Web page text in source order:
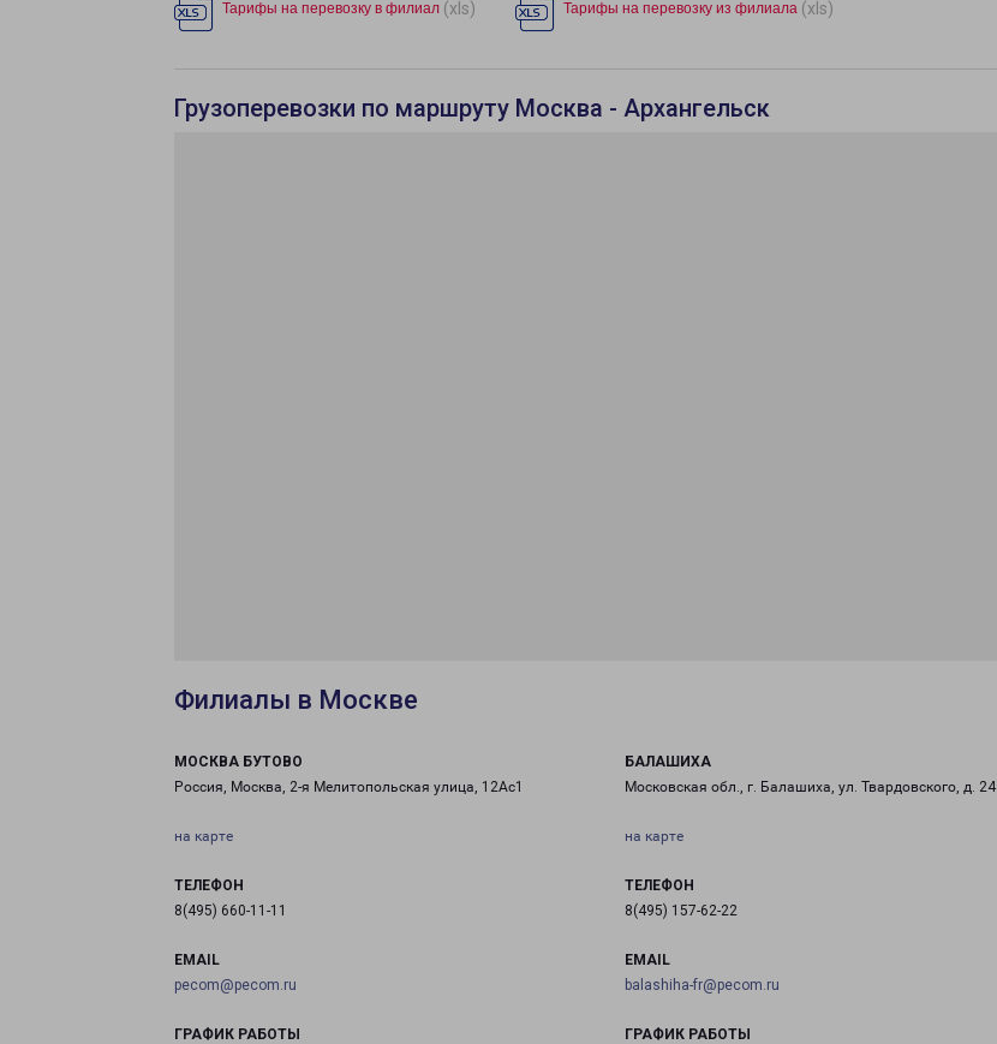
Тарифы на перевозку в филиал (xls) Тарифы на перевозку из филиала (xls)
Грузоперевозки по маршруту Москва - Архангельск
Филиалы в Москве
МОСКВА БУТОВО
Россия, Москва, 2-я Мелитопольская улица, 12Ас1
на карте
ТЕЛЕФОН
8(495) 660-11-11
EMAIL
pecom@pecom.ru
ГРАФИК РАБОТЫ
БАЛАШИХА
Московская обл., г. Балашиха, ул. Твардовского, д. 24
на карте
ТЕЛЕФОН
8(495) 157-62-22
EMAIL
balashiha-fr@pecom.ru
ГРАФИК РАБОТЫ